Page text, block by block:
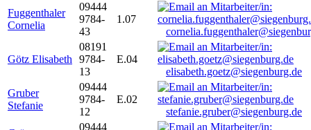
Fuggenthaler
Cornelia
09444
9784-
43
1.07
Götz Elisabeth
08191
9784-
13
E.04
elisabeth.goetz@siegenburg.de
Gruber
Stefanie
09444
9784-
12
E.02
stefanie.gruber@siegenburg.de
09444